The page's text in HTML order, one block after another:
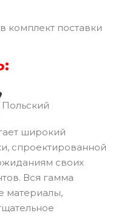
комплект поставки
Польский
широкий
спроектированной
своих
Вся гамма
материалы,